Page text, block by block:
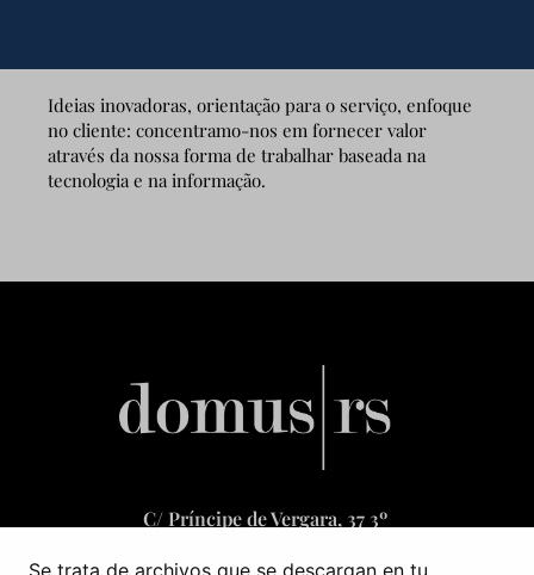
Se trata de archivos que se descargan en tu
Ideias inovadoras, orientação para o serviço, enfoque
no cliente: concentramo-nos em fornecer valor
através da nossa forma de trabalhar baseada na
tecnologia e na informação.
C/ Príncipe de Vergara, 37 3º
28001 Madrid, España